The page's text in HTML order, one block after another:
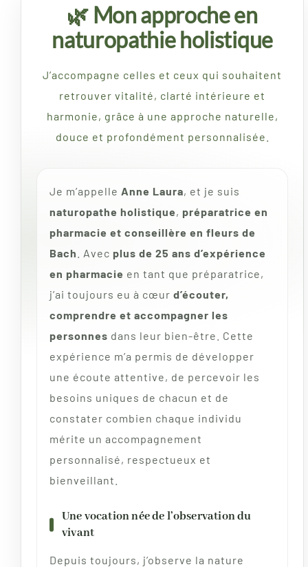
🌿 Mon approche en
naturopathie holistique
J’accompagne celles et ceux qui souhaitent
retrouver vitalité, clarté intérieure et
harmonie, grâce à une approche naturelle,
douce et profondément personnalisée.
Je m’appelle Anne Laura, et je suis
naturopathe holistique, préparatrice en
pharmacie et conseillère en fleurs de
Bach
. Avec plus de 25 ans d’expérience
en pharmacie en tant que préparatrice,
j’ai toujours eu à cœur d’écouter,
comprendre et accompagner les
personnes dans leur bien-être. Cette
expérience m’a permis de développer
une écoute attentive, de percevoir les
besoins uniques de chacun et de
constater combien chaque individu
mérite un accompagnement
personnalisé, respectueux et
bienveillant.
Une vocation née de l’observation du
vivant
Depuis toujours, j’observe la nature